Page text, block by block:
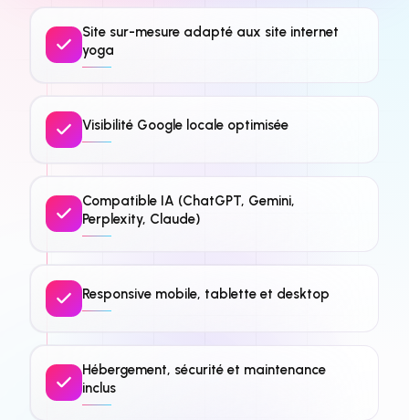
Site sur-mesure adapté aux site internet
yoga
Visibilité Google locale optimisée
Compatible IA (ChatGPT, Gemini,
Perplexity, Claude)
Responsive mobile, tablette et desktop
Hébergement, sécurité et maintenance
inclus